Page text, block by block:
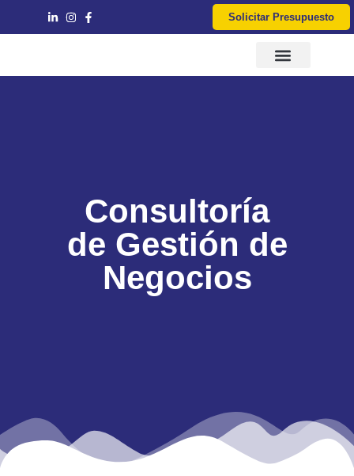
Solicitar Presupuesto
Consultoría
de Gestión de
Negocios